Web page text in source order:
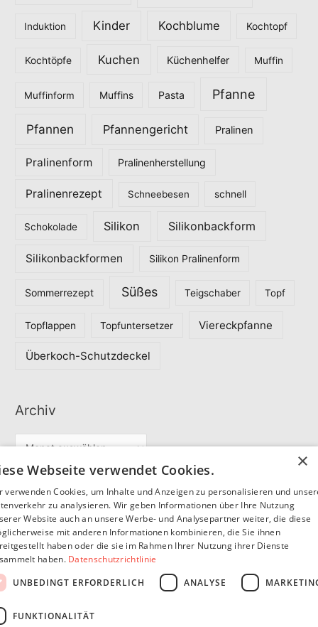
Induktion Kinder Kochblume Kochtopf
Kochtöpfe Kuchen Küchenhelfer Muffin
Muffinform Muffins Pasta Pfanne
Pfannen Pfannengericht Pralinen
Pralinenform Pralinenherstellung
Pralinenrezept Schneebesen schnell
Schokolade Silikon Silikonbackform
Silikonbackformen Silikon Pralinenform
Sommerrezept Süßes Teigschaber Topf
Topflappen Topfuntersetzer Viereckpfanne
Überkoch-Schutzdeckel
Archiv
i
v
Partner
SommerSEO
×
Webseite verwendet Cookies.
verwenden Cookies, um Inhalte und Anzeigen zu personalisieren und
zu analysieren. Wir geben Informationen über Ihre Nutzung
Website auch an unsere Werbe- und Analysepartner weiter, die diese
mit anderen Informationen kombinieren, die Sie ihnen
haben oder die sie im Rahmen Ihrer Nutzung ihrer Dienste
haben. Datenschutzrichtlinie
UNBEDINGT ERFORDERLICH
ANALYSE
FUNKTIONALITÄT